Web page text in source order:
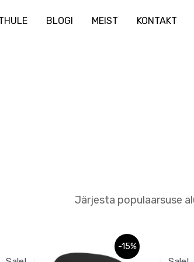
BLOGI MEIST KONTAKT
-15%
hind